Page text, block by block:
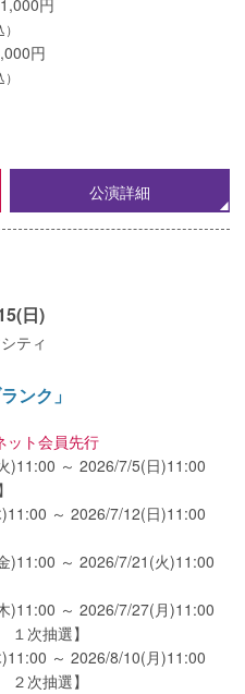
円
円
公演詳細
日)
ティ
ンク」
ット会員先行
)11:00 ～ 2026/7/5(日)11:00
～ 2026/7/12(日)11:00
)11:00 ～ 2026/7/21(火)11:00
)11:00 ～ 2026/7/27(月)11:00
１次抽選】
～ 2026/8/10(月)11:00
２次抽選】